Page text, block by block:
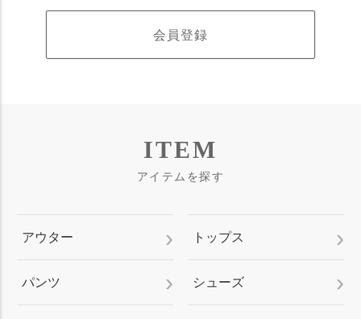
会員登録
ITEM
アイテムを探す
アウター トップス
パンツ シューズ